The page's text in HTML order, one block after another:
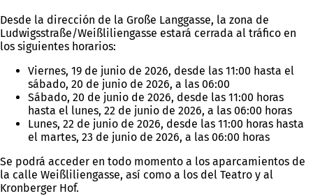
Desde la dirección de la Große Langgasse, la zona de
Ludwigsstraße/Weißliliengasse estará cerrada al tráfico en
los siguientes horarios:
Viernes, 19 de junio de 2026, desde las 11:00 hasta el
sábado, 20 de junio de 2026, a las 06:00
Sábado, 20 de junio de 2026, desde las 11:00 horas
hasta el lunes, 22 de junio de 2026, a las 06:00 horas
Lunes, 22 de junio de 2026, desde las 11:00 horas hasta
el martes, 23 de junio de 2026, a las 06:00 horas
Se podrá acceder en todo momento a los aparcamientos de
la calle Weißliliengasse, así como a los del Teatro y al
Kronberger Hof.